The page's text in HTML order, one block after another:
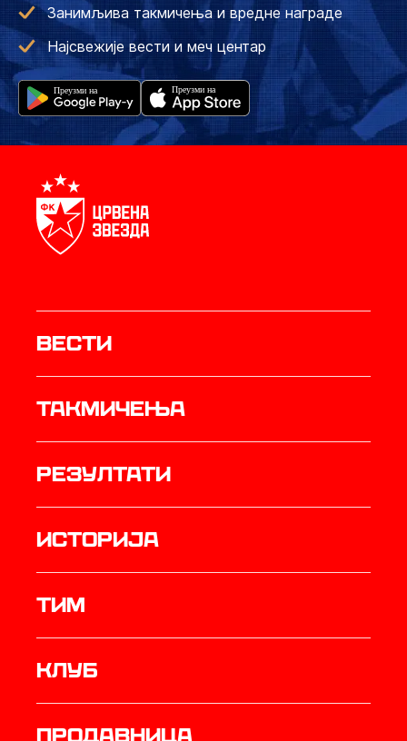
Занимљива такмичења и вредне награде
Најсвежије вести и меч центар
Вести
Такмичења
резултати
историја
ТИМ
Клуб
продавница